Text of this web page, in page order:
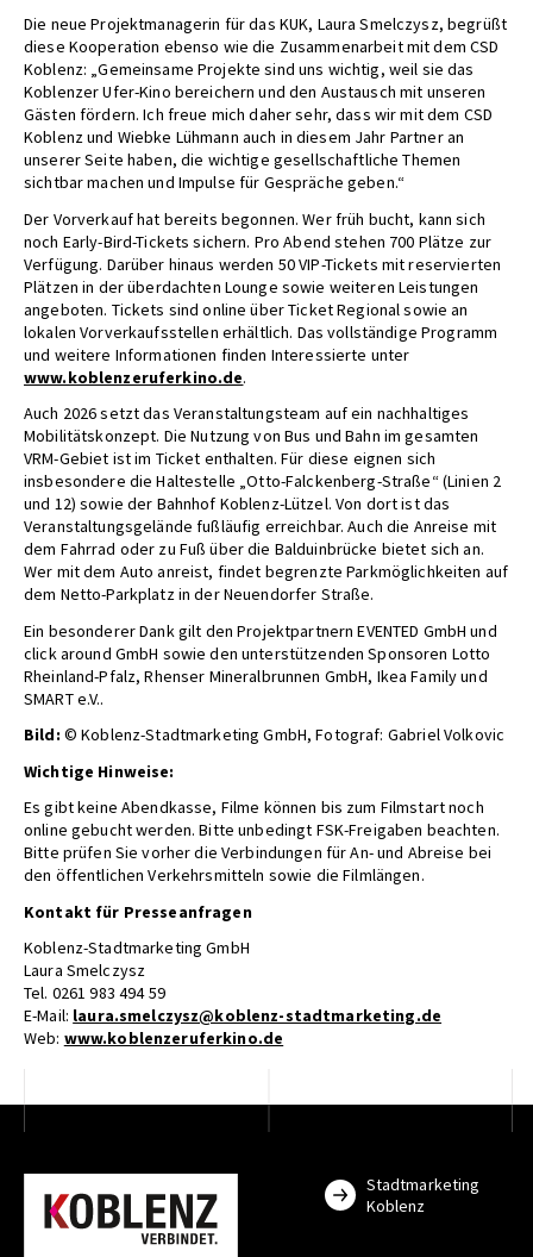
Die neue Projektmanagerin für das KUK, Laura Smelczysz, begrüßt
diese Kooperation ebenso wie die Zusammenarbeit mit dem CSD
Koblenz: „Gemeinsame Projekte sind uns wichtig, weil sie das
Koblenzer Ufer-Kino bereichern und den Austausch mit unseren
Gästen fördern. Ich freue mich daher sehr, dass wir mit dem CSD
Koblenz und Wiebke Lühmann auch in diesem Jahr Partner an
unserer Seite haben, die wichtige gesellschaftliche Themen
sichtbar machen und Impulse für Gespräche geben.“
Der Vorverkauf hat bereits begonnen. Wer früh bucht, kann sich
noch Early-Bird-Tickets sichern. Pro Abend stehen 700 Plätze zur
Verfügung. Darüber hinaus werden 50 VIP-Tickets mit reservierten
Plätzen in der überdachten Lounge sowie weiteren Leistungen
angeboten. Tickets sind online über Ticket Regional sowie an
lokalen Vorverkaufsstellen erhältlich. Das vollständige Programm
und weitere Informationen finden Interessierte unter
www.koblenzeruferkino.de.
Auch 2026 setzt das Veranstaltungsteam auf ein nachhaltiges
Mobilitätskonzept. Die Nutzung von Bus und Bahn im gesamten
VRM-Gebiet ist im Ticket enthalten. Für diese eignen sich
insbesondere die Haltestelle „Otto-Falckenberg-Straße“ (Linien 2
und 12) sowie der Bahnhof Koblenz-Lützel. Von dort ist das
Veranstaltungsgelände fußläufig erreichbar. Auch die Anreise mit
dem Fahrrad oder zu Fuß über die Balduinbrücke bietet sich an.
Wer mit dem Auto anreist, findet begrenzte Parkmöglichkeiten auf
dem Netto-Parkplatz in der Neuendorfer Straße.
Ein besonderer Dank gilt den Projektpartnern EVENTED GmbH und
click around GmbH sowie den unterstützenden Sponsoren Lotto
Rheinland-Pfalz, Rhenser Mineralbrunnen GmbH, Ikea Family und
SMART e.V..
Bild: © Koblenz-Stadtmarketing GmbH, Fotograf: Gabriel Volkovic
Wichtige Hinweise:
Es gibt keine Abendkasse, Filme können bis zum Filmstart noch
online gebucht werden. Bitte unbedingt FSK-Freigaben beachten.
Bitte prüfen Sie vorher die Verbindungen für An- und Abreise bei
den öffentlichen Verkehrsmitteln sowie die Filmlängen.
Kontakt für Presseanfragen
Koblenz-Stadtmarketing GmbH
Laura Smelczysz
Tel. 0261 983 494 59
E-Mail: laura.smelczysz@koblenz-stadtmarketing.de
Web: www.koblenzeruferkino.de
Stadtmarketing
Koblenz